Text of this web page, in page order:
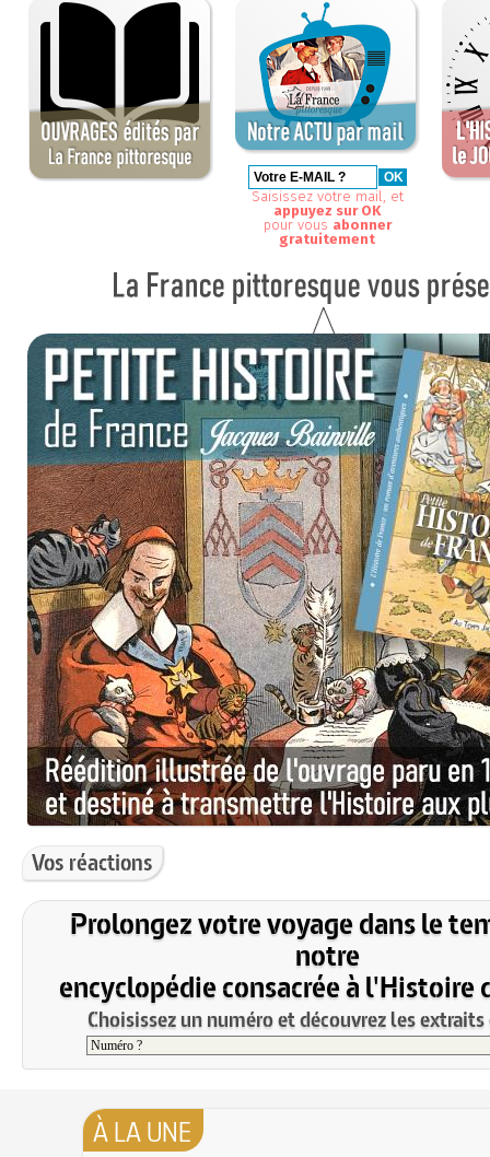
Saisissez votre mail, et
appuyez sur OK
pour vous abonner
gratuitement
Vos réactions
Prolongez votre voyage dans le
notre
encyclopédie consacrée à l'Histoire
Choisissez un numéro et découvrez les
À LA UNE